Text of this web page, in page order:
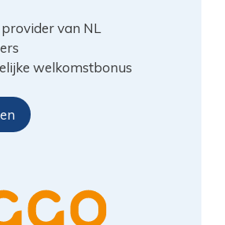
van NL
welkomstbonus